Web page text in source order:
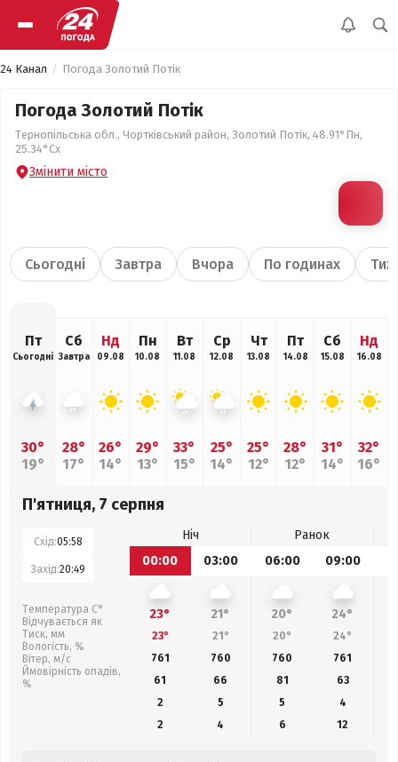
24 Канал Погода Золотий Потік
Погода Золотий Потік
Тернопільська обл., Чортківський район, Золотий Потік, 48.91°Пн,
25.34°Сх
Змінити місто
Сьогодні Завтра Вчора По годинах
Пт
Сьогодні
30°
19°
Сб
Завтра
28°
17°
Нд
09.08
26°
14°
Пн
10.08
29°
13°
Вт
11.08
33°
15°
Ср
12.08
25°
14°
Чт
13.08
25°
12°
Пт
14.08
28°
12°
Сб
15.08
31°
14°
Нд
16.08
32°
16°
П'ятниця, 7 серпня
Схід:05:58
Захід:20:49
Температура С°
Відчувається як
Тиск, мм
Вологість, %
Вітер, м/с
Ймовірність опадів,
%
Ніч
Ранок
00:00
03:00 06:00 09:00
23° 21° 20° 24°
23° 21° 20° 24°
761
760 760 761
61
66 81
63
2
5 5
4
2
4 6 12